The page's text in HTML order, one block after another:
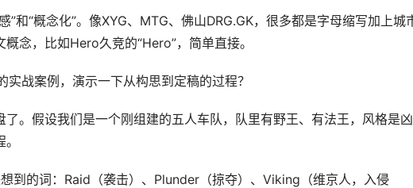
”和“概念化”。像XYG、MTG、佛山DRG.GK，很多都是字母缩写加上城
念，比如Hero久竞的“Hero”，简单直接。
战案例，演示一下从构思到定稿的过程？
。假设我们是一个刚组建的五人车队，队里有野王、有法王，风格是
到的词：Raid（袭击）、Plunder（掠夺）、Viking（维京人，入侵